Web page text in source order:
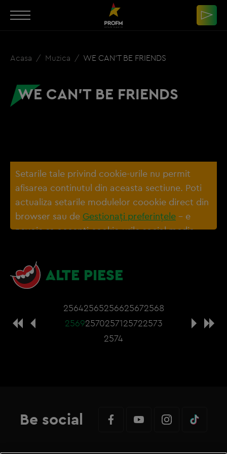
Acasa Muzica WE CAN'T BE FRIENDS
WE CAN'T BE FRIENDS
Setarile tale privind cookie-urile nu permit
afisarea continutul din aceasta sectiune. Poti
actualiza setarile modulelor coookie direct din
browser sau de Gestionați preferințele – e
nevoie sa accepti cookie-urile social media
ALTE PIESE
25642565256625672568
25692570257125722573
2574
Be social